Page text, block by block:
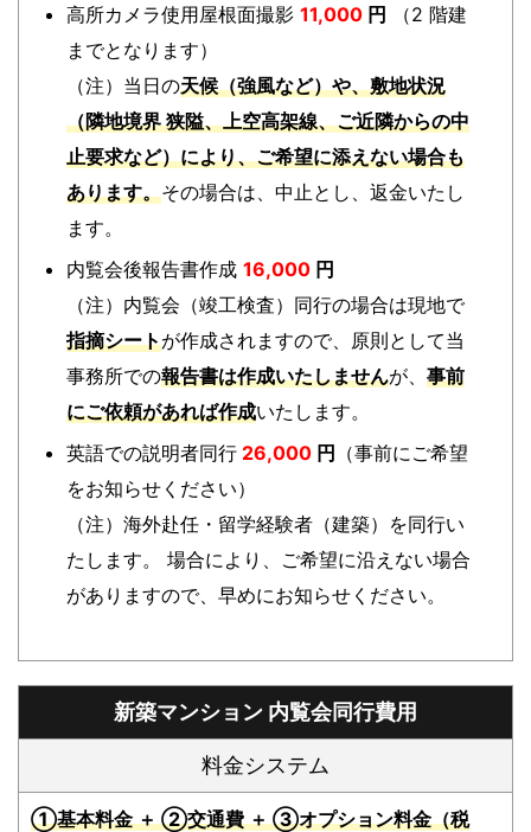
高所カメラ使用屋根面撮影 11,000 円 （2 階建
までとなります）
（注）当日の天候（強風など）や、敷地状況
（隣地境界 狭隘、上空高架線、ご近隣からの中
止要求など）により、ご希望に添えない場合も
あります。その場合は、中止とし、返金いたし
ます。
内覧会後報告書作成 16,000 円
（注）内覧会（竣工検査）同行の場合は現地で
指摘シートが作成されますので、原則として当
事務所での報告書は作成いたしませんが、 事前
にご依頼があれば作成いたします。
英語での説明者同行 26,000 円 （事前にご希望
をお知らせください）
（注）海外赴任・留学経験者（建築）を同行い
たします。 場合により、ご希望に沿えない場合
がありますので、早めにお知らせください。
新築マンション 内覧会同行費用
料金システム
①基本料金 ＋ ②交通費 ＋ ③オプション料金（税